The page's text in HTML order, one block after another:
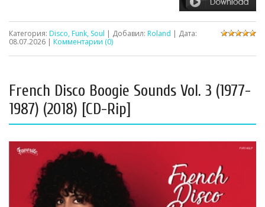
Категория: Disco, Funk, Soul | Добавил: Roland | Дата:
08.07.2026 | Комментарии (0)
French Disco Boogie Sounds Vol. 3 (1977-
1987) (2018) [CD-Rip]